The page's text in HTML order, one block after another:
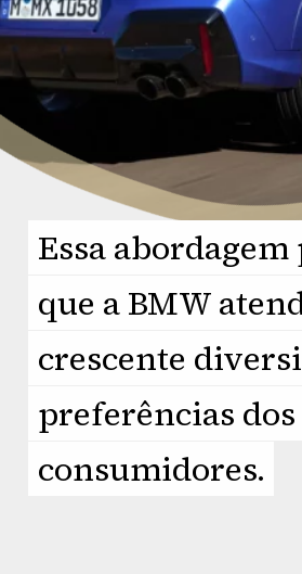
Essa
que a BMW
crescente
preferências
consumidores.
Essa
que a BMW
crescente
preferências
consumidores.